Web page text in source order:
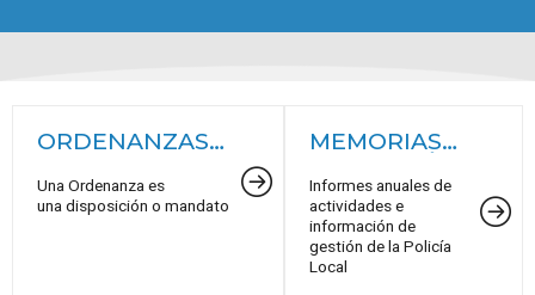
ORDENANZAS
Una Ordenanza es
una disposición o mandato
MEMORIAS
Informes anuales de
actividades e
información de
gestión de la Policía
Local